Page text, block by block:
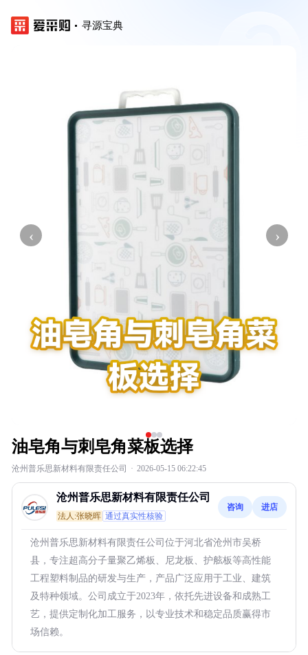
寻源宝典
‹ ›
油皂角与刺皂角菜板选择
沧州普乐思新材料有限责任公司 · 2026-05-15 06:22:45
沧州普乐思新材料有限责任公司
法人:张晓晖 通过真实性核验
咨询 进店
沧州普乐思新材料有限责任公司位于河北省沧州市吴桥
县，专注超高分子量聚乙烯板、尼龙板、护舷板等高性能
工程塑料制品的研发与生产，产品广泛应用于工业、建筑
及特种领域。公司成立于2023年，依托先进设备和成熟工
艺，提供定制化加工服务，以专业技术和稳定品质赢得市
场信赖。